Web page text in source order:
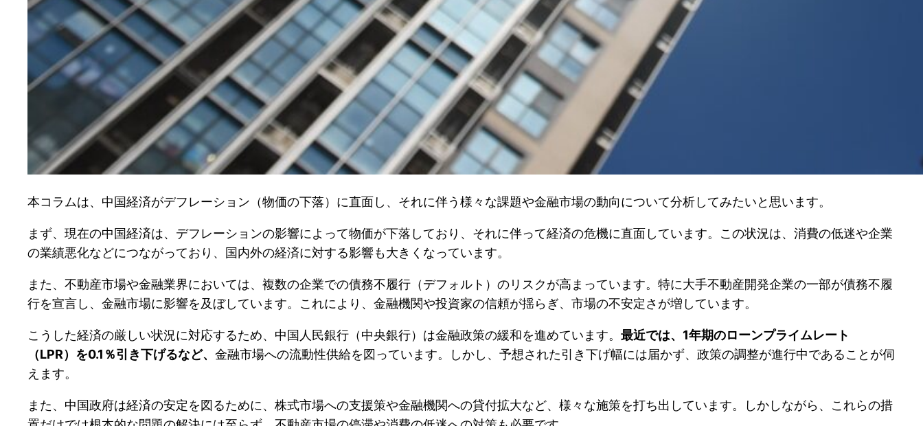
本コラムは、中国経済がデフレーション（物価の下落）に直面し、それに伴う様々な課題や金融市場の動向について分析してみたいと思います。
まず、現在の中国経済は、デフレーションの影響によって物価が下落しており、それに伴って経済の危機に直面しています。この状況は、消費の低迷や企業
の業績悪化などにつながっており、国内外の経済に対する影響も大きくなっています。
また、不動産市場や金融業界においては、複数の企業での債務不履行（デフォルト）のリスクが高まっています。特に大手不動産開発企業の一部が債務不履
行を宣言し、金融市場に影響を及ぼしています。これにより、金融機関や投資家の信頼が揺らぎ、市場の不安定さが増しています。
こうした経済の厳しい状況に対応するため、中国人民銀行（中央銀行）は金融政策の緩和を進めています。 最近では、1年期のローンプライムレート
（LPR）を0.1％引き下げるなど、 金融市場への流動性供給を図っています。しかし、予想された引き下げ幅には届かず、政策の調整が進行中であることが伺
えます。
また、中国政府は経済の安定を図るために、株式市場への支援策や金融機関への貸付拡大など、様々な施策を打ち出しています。しかしながら、これらの措